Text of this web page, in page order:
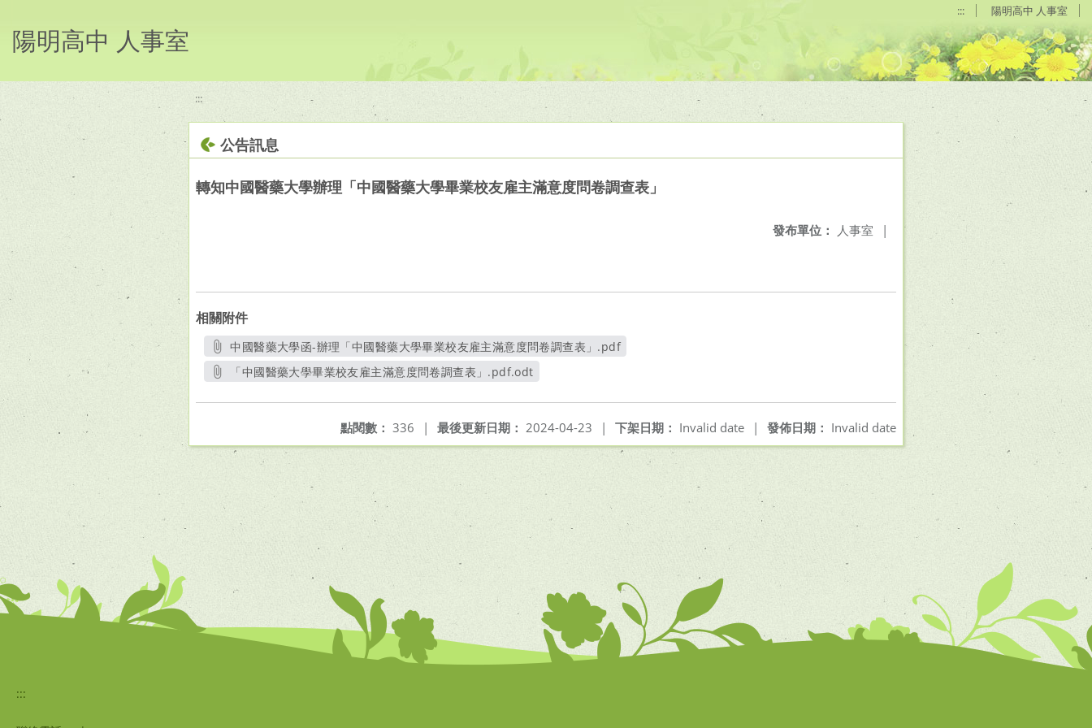
::: 陽明高中 人事室
陽明高中 人事室
:::
公告訊息
轉知中國醫藥大學辦理「中國醫藥大學畢業校友雇主滿意度問卷調查表」
發布單位： 人事室 |
相關附件
中國醫藥大學函-辦理「中國醫藥大學畢業校友雇主滿意度問卷調查表」.pdf
另開新視窗
「中國醫藥大學畢業校友雇主滿意度問卷調查表」.pdf.odt
發佈日期： Invalid date
下架日期： Invalid date |
最後更新日期： 2024-04-23 |
點閱數： 336 |
:::